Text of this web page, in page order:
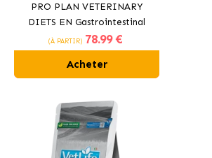
PRO PLAN VETERINARY
DIETS EN Gastrointestinal
nourriture pour chien
(À PARTIR) 78.99 €
Acheter